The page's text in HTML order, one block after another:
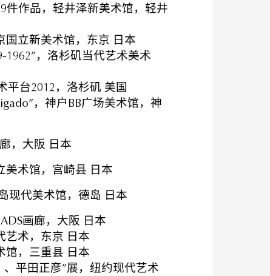
件作品，轻井泽新美术馆，轻井
国立新美术馆，东京 日本
1962”，洛杉矶当代艺术美术
平台2012，洛杉矶 美国
，神户BB广场美术馆，神
，大阪 日本
美术馆，宫崎县 日本
现代美术馆，德岛 日本
画廊，大阪 日本
艺术，东京 日本
馆，三重县 日本
平田正彦”展，纽约现代艺术